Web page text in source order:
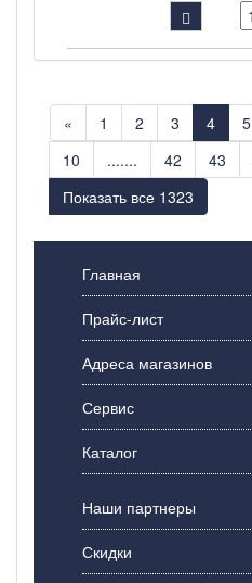
« 1 2 3 4 5
10
....... 42 43
Показать все 1323
Главная
Прайс-лист
Адреса магазинов
Сервис
Каталог
Наши партнеры
Скидки